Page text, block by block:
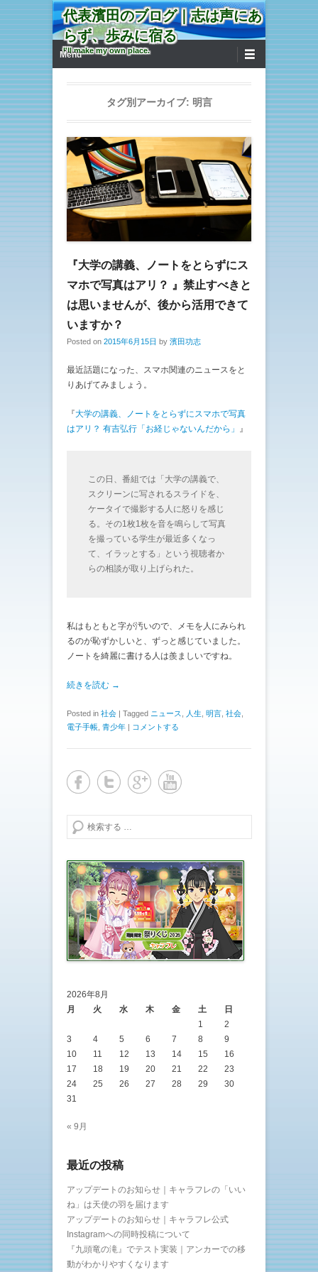
代表濱田のブログ｜志は声にあ
らず、歩みに宿る
I'll make my own place.
第1メニュー
コンテンツへ移動
Menu
タグ別アーカイブ: 明言
『大学の講義、ノートをとらずにス
マホで写真はアリ？ 』禁止すべきと
は思いませんが、後から活用できて
いますか？
Posted on 2015年6月15日 by 濱田功志
最近話題になった、スマホ関連のニュースをと
りあげてみましょう。
『大学の講義、ノートをとらずにスマホで写真
はアリ？ 有吉弘行「お経じゃないんだから」 』
この日、番組では「大学の講義で、
スクリーンに写されるスライドを、
ケータイで撮影する人に怒りを感じ
る。その1枚1枚を音を鳴らして写真
を撮っている学生が最近多くなっ
て、イラッとする」という視聴者か
らの相談が取り上げられた。
私はもともと字が汚いので、メモを人にみられ
るのが恥ずかしいと、ずっと感じていました。
ノートを綺麗に書ける人は羨ましいですね。
続きを読む →
Posted in 社会 | Tagged ニュース 人生 明言 社会
電子手帳 青少年 | コメントする
検索する
2026年8月
月
火 水 木 金 土
日
1
2
3
4 5 6 7 8
9
10
11 12 13 14 15
16
17
18 19 20 21 22
23
24
25 26 27 28 29
30
31
« 9月
最近の投稿
アップデートのお知らせ｜キャラフレの「いい
ね」は天使の羽を届けます
アップデートのお知らせ｜キャラフレ公式
Instagramへの同時投稿について
『九頭竜の滝』でテスト実装｜アンカーでの移
動がわかりやすくなります